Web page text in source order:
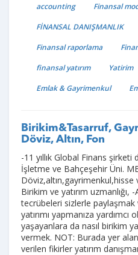
accounting
Finansal
FİNANSAL DANIŞMANLIK
Finansal raporlama
finansal yatırım
Yatirim
Emlak & Gayrimenkul
Birikim&Tasarruf,
Döviz, Altın, Fon
-11 yıllık Global Finans
İşletme ve Bahçeşehir Üni.
Döviz,altın,gayrimenkul,hisse
Birikim ve yatırım uzmanlığı,
tecrübeleri sizlerle
yatırımı yapmanıza yardımcı
yaşayanlara da nasıl birikim
vermek. NOT: Burada yer
verilen fikirler yatırım